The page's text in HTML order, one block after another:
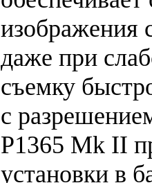
изображения
даже при
съемку
с
P1365 Mk II
установки в